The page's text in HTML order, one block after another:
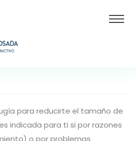
para reducirte el tamaño de
indicada para ti si por razones
o por problemas